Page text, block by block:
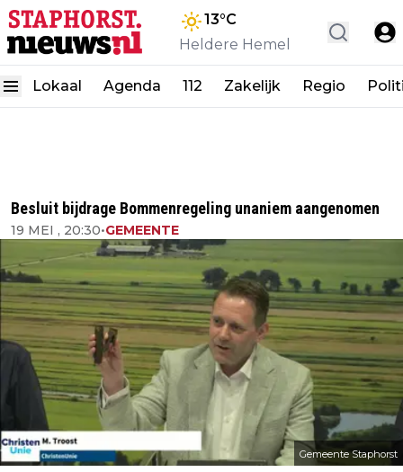
13°C
Heldere Hemel
Lokaal Agenda 112 Zakelijk Regio
Besluit bijdrage Bommenregeling unaniem aangenomen
19 MEI , 20:30•GEMEENTE
Gemeente Staphorst